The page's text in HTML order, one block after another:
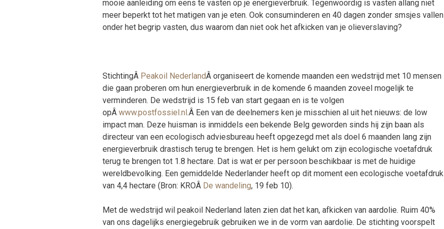
mooie aanleiding om eens te vasten op je energieverbruik. Tegenwoordig is vasten allang niet
meer beperkt tot het matigen van je eten. Ook consuminderen en 40 dagen zonder smsjes vallen
onder het begrip vasten, dus waarom dan niet ook het afkicken van je olieverslaving?
StichtingÂ Peakoil NederlandÂ organiseert de komende maanden een wedstrijd met 10 mensen
die gaan proberen om hun energieverbruik in de komende 6 maanden zoveel mogelijk te
verminderen. De wedstrijd is 15 feb van start gegaan en is te volgen
opÂ www.postfossiel.nl .Â Een van de deelnemers ken je misschien al uit het nieuws: de low
impact man. Deze huisman is inmiddels een bekende Belg geworden sinds hij zijn baan als
directeur van een ecologisch adviesbureau heeft opgezegd met als doel 6 maanden lang zijn
energieverbruik drastisch terug te brengen. Het is hem gelukt om zijn ecologische voetafdruk
terug te brengen tot 1.8 hectare. Dat is wat er per persoon beschikbaar is met de huidige
wereldbevolking. Een gemiddelde Nederlander heeft op dit moment een ecologische voetafdruk
van 4,4 hectare (Bron: KROÂ De wandeling, 19 feb 10).
Met de wedstrijd wil peakoil Nederland laten zien dat het kan, afkicken van aardolie. Ruim 40%
van ons dagelijks energiegebruik gebruiken we in de vorm van aardolie. De stichting voorspelt